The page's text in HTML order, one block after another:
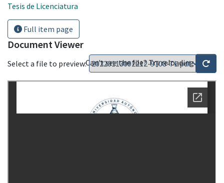
Tesis de Licenciatura
Full item page
Document Viewer
Select a file to preview:Can't see the file? Try reloading